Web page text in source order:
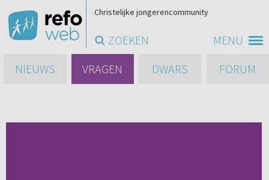
MENU
Christelijke jongerencommunity
ZOEKEN
NIEUWS
VRAGEN DWARS FORUM